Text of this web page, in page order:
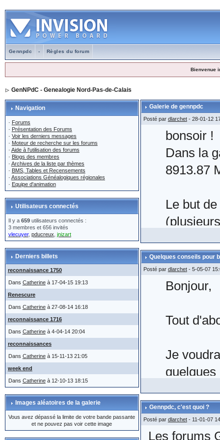
Gennpdc - Règles du forum
Bienvenue
GenNPdC - Genealogie Nord-Pas-de-Calais
Navigation
· Forums
· Présentation des Forums
· Voir les derniers messages
· Moteur de recherche sur les forums
· Aide à l'utilisation des forums
· Blogs des membres
· Archives de la liste par thèmes
· BMS, Tables et Recensements
· Associations Généalogiques régionales
· Equipe d'animation
Utilisateurs connectés
Il y a 659utilisateurs connectés :
3 membres et 656 invités
vlecuyer, pducreux jnizart
Derniers billets
reconnaissance 1750
Dans Catherineà 17-04-15 19:13
Renescure
Dans Catherineà 27-08-14 16:18
reconnaissance 1716
Dans Catherineà 4-04-14 20:04
reconnaissances
Dans Catherineà 15-11-13 21:05
week end
Dans Catherineà 12-10-13 18:15
Images aléatoires de la galerie
Vous avez dépassé la limite de votre bande passante
et ne pouvez pas voir cette image
Galerie de gennpdc
Posté par dlarchet- 28-01-12
bonsoir !
Dans la
8913.87
Le but
même,
On voit
moteur
l'envoi)
fait 2 à 3
Il
Quelques conseils pour
Posté par dlarchet- 5-05-07
Bonjour,
Tout
Je
forums.
Voici
Gennpdc, c'est quoi ?
Posté par dlarchet- 11-01-07
Les forums